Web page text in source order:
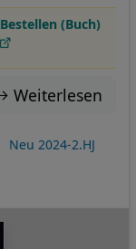
Bestellen (Buch)
Weiterlesen
Neu 2024-2.HJ